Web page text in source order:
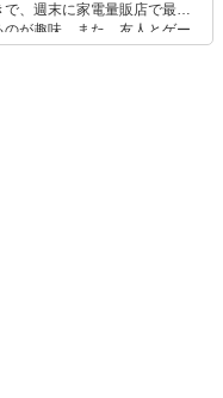
、週末に家電量販店で最新
が趣味。また、友人とゲー
ルやイベント情報もいち早